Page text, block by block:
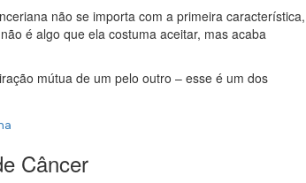
não se importa com a primeira característica,
é algo que ela costuma aceitar, mas acaba
mútua de um pelo outro – esse é um dos
Câncer